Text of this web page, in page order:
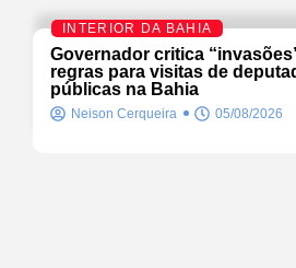
INTERIOR DA BAHIA
Governador critica
regras para visitas de
públicas na Bahia
Neison Cerqueira 05/08/2026